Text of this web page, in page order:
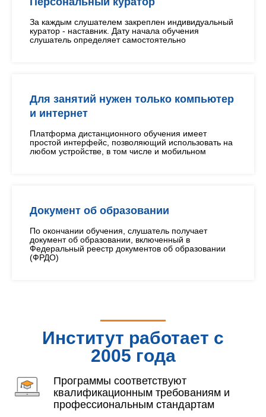
За каждым слушателем закреплен индивидуальный
куратор - наставник. Дату начала обучения
слушатель определяет самостоятельно
Для занятий нужен только компьютер
и интернет
Платформа дистанционного обучения имеет
простой интерфейс, позволяющий использовать на
любом устройстве, в том числе и мобильном
Документ об образовании
По окончании обучения, слушатель получает
документ об образовании, включенный в
Федеральный реестр документов об образовании
(ФРДО)
Институт работает с
2005 года
Программы соответствуют
квалификационным требованиям и
профессиональным стандартам